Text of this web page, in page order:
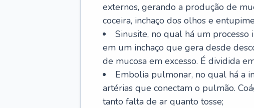
externos, gerando a produção de
coceira, inchaço dos olhos e
Sinusite, no qual há um
em um inchaço que gera desde
de mucosa em excesso. É dividida
Embolia pulmonar, no qual há a
artérias que conectam o pulmão.
tanto falta de ar quanto tosse;